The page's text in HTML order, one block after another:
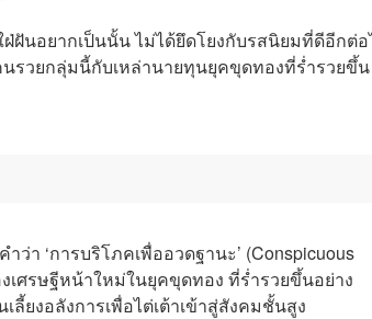
ฝันอยากเป็นนั้น ไม่ได้ยึดโยงกับรสนิยมที่ดีอีกต่อ
รวยกลุ่มนี้กับเหล่านายทุนยุคขุดทองที่ร่ำรวยขึ้น
า ‘การบริโภคเพื่ออวดฐานะ’ (Conspicuous
เศรษฐีหน้าใหม่ในยุคขุดทอง ที่ร่ำรวยขึ้นอย่าง
ยงอลังการเพื่อไต่เต้าเข้าสู่สังคมชั้นสูง